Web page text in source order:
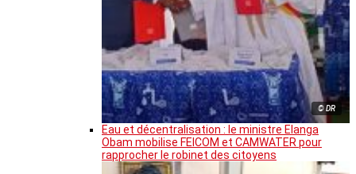
© DR
Eau et décentralisation : le ministre Elanga
Obam mobilise FEICOM et CAMWATER pour
rapprocher le robinet des citoyens